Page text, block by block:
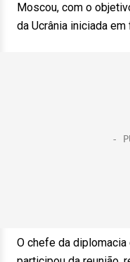
Moscou, com o
da Ucrânia iniciada
O chefe da